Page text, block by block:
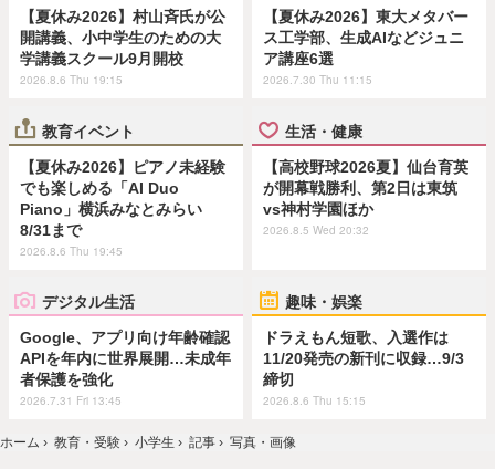
【夏休み2026】村山斉氏が公
開講義、小中学生のための大
学講義スクール9月開校
2026.8.6 Thu 19:15
【夏休み2026】東大メタバー
ス工学部、生成AIなどジュニ
ア講座6選
2026.7.30 Thu 11:15
教育イベント
【夏休み2026】ピアノ未経験
でも楽しめる「AI Duo
Piano」横浜みなとみらい
8/31まで
2026.8.6 Thu 19:45
生活・健康
【高校野球2026夏】仙台育英
が開幕戦勝利、第2日は東筑
vs神村学園ほか
2026.8.5 Wed 20:32
デジタル生活
Google、アプリ向け年齢確認
APIを年内に世界展開…未成年
者保護を強化
2026.7.31 Fri 13:45
趣味・娯楽
ドラえもん短歌、入選作は
11/20発売の新刊に収録…9/3
締切
2026.8.6 Thu 15:15
ホーム › 教育・受験 › 小学生 › 記事 › 写真・画像